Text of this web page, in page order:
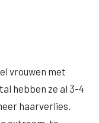
vrouwen met
hebben ze al 3-4
haarverlies.